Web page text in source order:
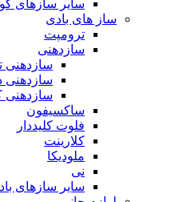
سایر سازهای
ساز های بادی
ترومپت
سازدهنی
سازدهنی
سازدهنی
سازدهنی
ساکسیفون
فلوت کلیددار
کلارینت
ملودیکا
نی
سایر سازهای